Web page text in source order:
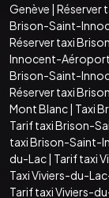
Genève | Réserver
Brison-Saint-
Réserver taxi
Innocent-Aéroport
Brison-Saint-
Réserver taxi
Mont Blanc| Taxi
Tarif taxi Brison-
taxi Brison-Saint-
du-Lac| Tarif taxi
Taxi Viviers-du-
Tarif taxi Viviers-